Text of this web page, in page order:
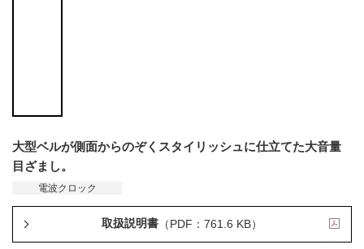
大型ベルが側面からのぞくスタイリッシュに仕立てた大音量
目ざまし。
電波クロック
取扱説明書 （PDF：761.6 KB）